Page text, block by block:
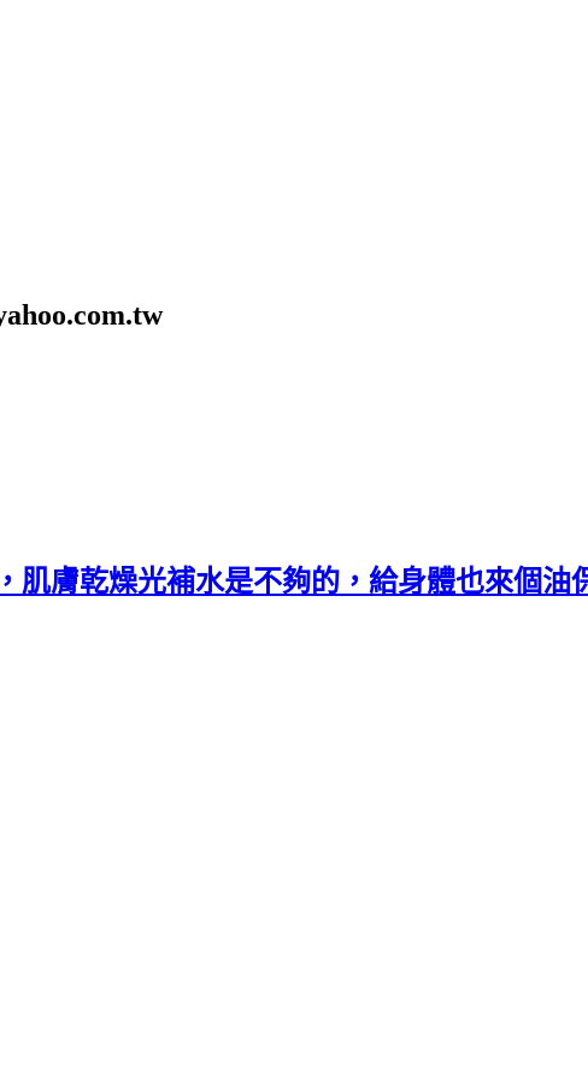
肌膚乾燥光補水是不夠的，給身體也來個油